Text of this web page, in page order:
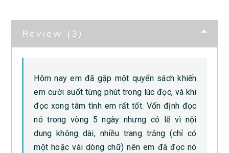
Review (3)
Hôm nay em đã gặp một quyển sách khiến
em cười suốt từng phút trong lúc đọc, và khi
đọc xong tâm tình em rất tốt. Vốn định đọc
nó trong vòng 5 ngày nhưng có lẽ vì nội
dung không dài, nhiều trang trắng (chỉ có
một hoặc vài dòng chữ) nên em đã đọc nó